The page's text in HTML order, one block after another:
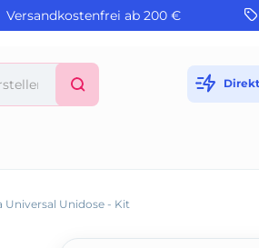
Versandkostenfrei ab 200 €
Universal Unidose - Kit